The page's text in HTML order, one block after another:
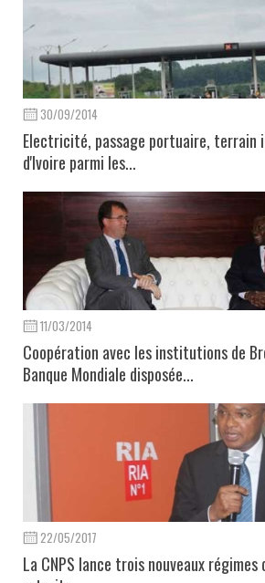
30/09/2014
Electricité, passage portuaire, terrain
d'Ivoire parmi les...
11/03/2014
Coopération avec les institutions de
Banque Mondiale disposée...
22/05/2017
La CNPS lance trois nouveaux